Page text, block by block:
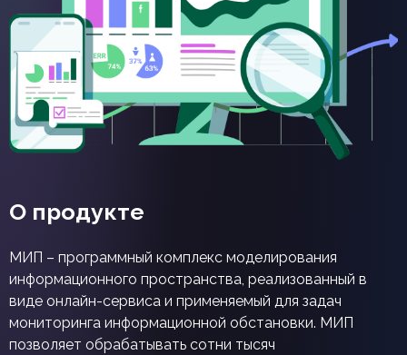
О продукте
МИП – программный комплекс моделирования
информационного пространства, реализованный в
виде онлайн-сервиса и применяемый для задач
мониторинга информационной обстановки. МИП
позволяет обрабатывать сотни тысяч